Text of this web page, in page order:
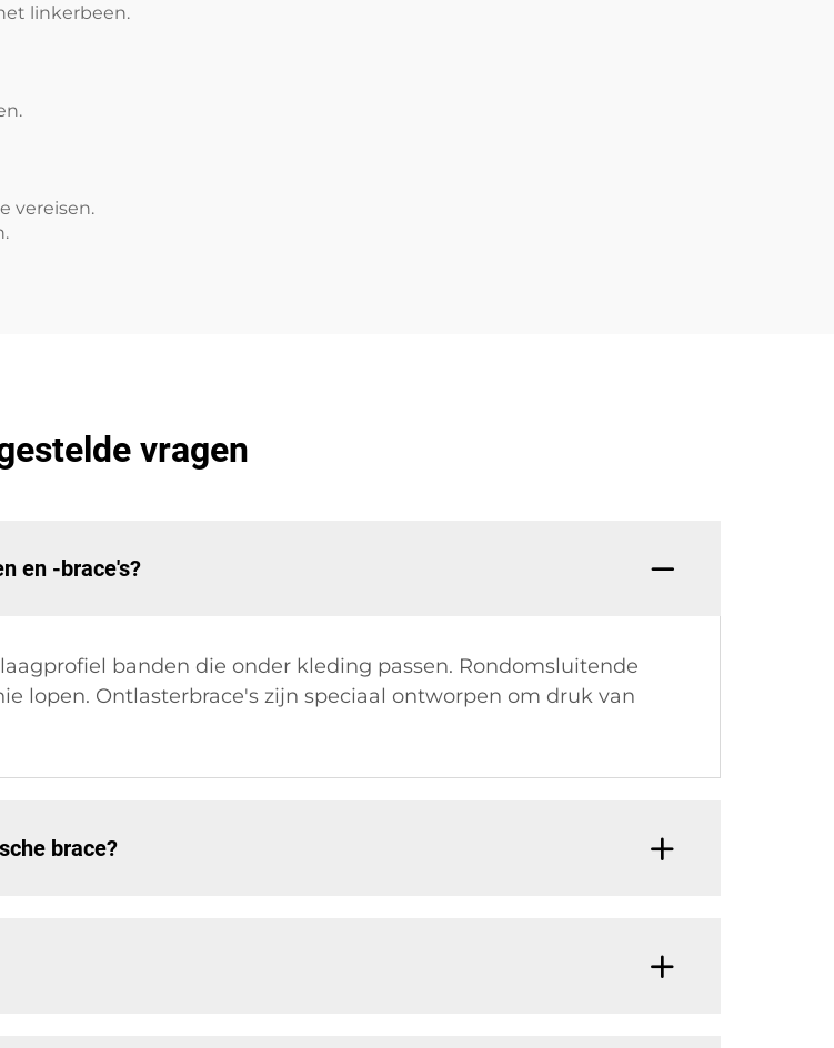
linkerbeen.
vereisen.
vragen
en -brace's?
banden die onder kleding passen. Rondomsluitende
lopen. Ontlasterbrace's zijn speciaal ontworpen om druk van
brace?